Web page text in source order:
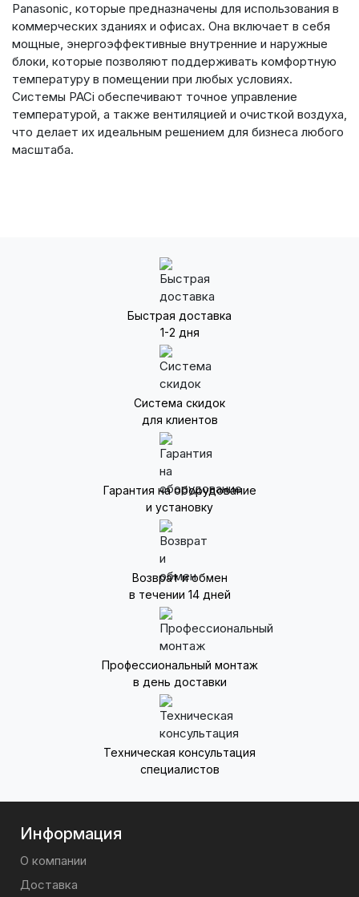
Panasonic, которые предназначены для использования в
коммерческих зданиях и офисах. Она включает в себя
мощные, энергоэффективные внутренние и наружные
блоки, которые позволяют поддерживать комфортную
температуру в помещении при любых условиях.
Системы PACi обеспечивают точное управление
температурой, а также вентиляцией и очисткой воздуха,
что делает их идеальным решением для бизнеса любого
масштаба.
Быстрая доставка
1-2 дня
Система скидок
для клиентов
Гарантия на оборудование
и установку
Возврат и обмен
в течении 14 дней
Профессиональный монтаж
в день доставки
Техническая консультация
специалистов
Информация
О компании
Доставка